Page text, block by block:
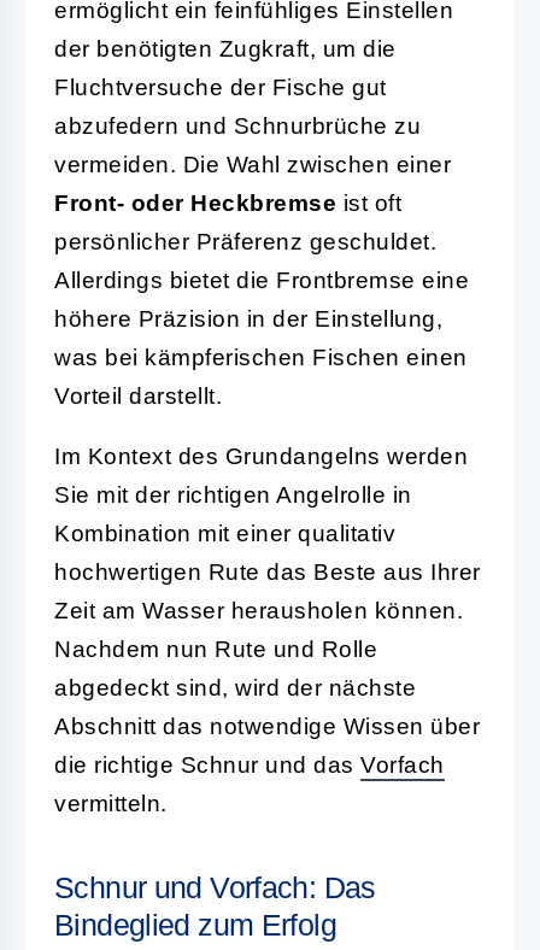
ermöglicht ein feinfühliges Einstellen
der benötigten Zugkraft, um die
Fluchtversuche der Fische gut
abzufedern und Schnurbrüche zu
vermeiden. Die Wahl zwischen einer
Front- oder Heckbremse ist oft
persönlicher Präferenz geschuldet.
Allerdings bietet die Frontbremse eine
höhere Präzision in der Einstellung,
was bei kämpferischen Fischen einen
Vorteil darstellt.
Im Kontext des Grundangelns werden
Sie mit der richtigen Angelrolle in
Kombination mit einer qualitativ
hochwertigen Rute das Beste aus Ihrer
Zeit am Wasser herausholen können.
Nachdem nun Rute und Rolle
abgedeckt sind, wird der nächste
Abschnitt das notwendige Wissen über
die richtige Schnur und das Vorfach
vermitteln.
Schnur und Vorfach: Das
Bindeglied zum Erfolg